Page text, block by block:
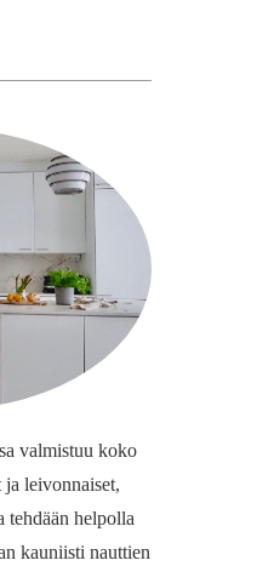
valmistuu koko
leivonnaiset,
tehdään helpolla
kauniisti nauttien